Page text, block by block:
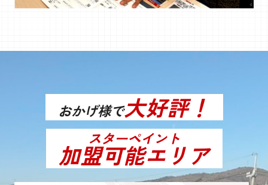
おかげ様で大好評！
スターペイント
加盟可能エリア